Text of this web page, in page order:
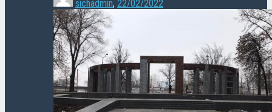
sichadmin, 22/02/2022